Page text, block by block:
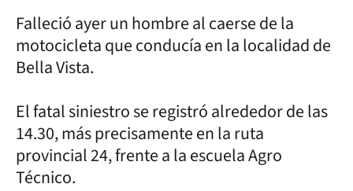
Falleció ayer un hombre al caerse de la
motocicleta que conducía en la localidad de
Bella Vista.
El fatal siniestro se registró alrededor de las
14.30, más precisamente en la ruta
provincial 24, frente a la escuela Agro
Técnico.